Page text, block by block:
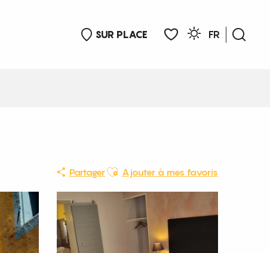
SUR PLACE
FR
PartagerAjouter aux favoris
Ajouter à mes favoris